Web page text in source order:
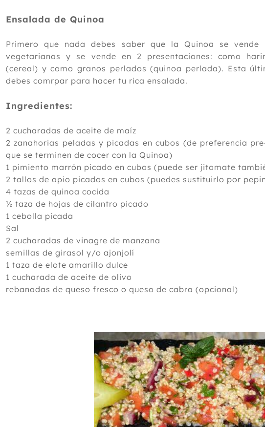
Ensalada de Quinoa
Primero que nada debes saber que la Quinoa se
vegetarianas y se vende en 2 presentaciones: como
(cereal) y como granos perlados (quinoa perlada). Esta
debes comrpar para hacer tu rica ensalada.
Ingredientes:
2 cucharadas de aceite de maíz
2 zanahorias peladas y picadas en cubos (de preferencia
que se terminen de cocer con la Quinoa)
1 pimiento marrón picado en cubos (puede ser jitomate
2 tallos de apio picados en cubos (puedes sustituirlo por
4 tazas de quinoa cocida
½ taza de hojas de cilantro picado
1 cebolla picada
Sal
2 cucharadas de vinagre de manzana
semillas de girasol y/o ajonjolí
1 taza de elote amarillo dulce
1 cucharada de aceite de olivo
rebanadas de queso fresco o queso de cabra (opcional)